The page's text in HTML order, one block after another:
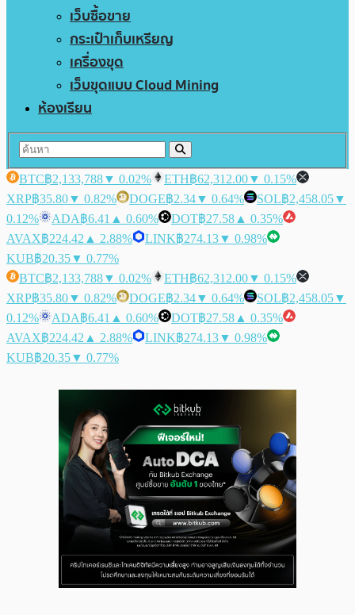
เว็บซื้อขาย
กระเป๋าเก็บเหรียญ
เครื่องขุด
เว็บขุดแบบ Cloud Mining
ห้องเรียน
BTC฿2,133,788▼ 0.02% ETH฿62,312.00▼ 0.15%
XRP฿35.80▼ 0.82% DOGE฿2.34▼ 0.64% SOL฿2,458.05▼
0.12%
ADA฿6.41 ▲ 0.60% DOT฿27.58 ▲ 0.35%
AVAX฿224.42 ▲ 2.88% LINK฿274.13▼ 0.98%
KUB฿20.35▼ 0.77%
BTC฿2,133,788▼ 0.02% ETH฿62,312.00▼ 0.15%
XRP฿35.80▼ 0.82% DOGE฿2.34▼ 0.64% SOL฿2,458.05▼
0.12%
ADA฿6.41 ▲ 0.60% DOT฿27.58 ▲ 0.35%
AVAX฿224.42 ▲ 2.88% LINK฿274.13▼ 0.98%
KUB฿20.35▼ 0.77%